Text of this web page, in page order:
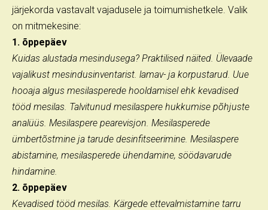
järjekorda vastavalt vajadusele ja toimumishetkele. Valik
on mitmekesine:
1. õppepäev
Kuidas alustada mesindusega? Praktilised näited. Ülevaade
vajalikust mesindusinventarist. lamav- ja korpustarud. Uue
hooaja algus mesilasperede hooldamisel ehk kevadised
tööd mesilas. Talvitunud mesilaspere hukkumise põhjuste
analüüs. Mesilaspere pearevisjon. Mesilasperede
ümbertõstmine ja tarude desinfitseerimine. Mesilaspere
abistamine, mesilasperede ühendamine, söödavarude
hindamine.
2. õppepäev
Kevadised tööd mesilas. Kärgede ettevalmistamine tarru